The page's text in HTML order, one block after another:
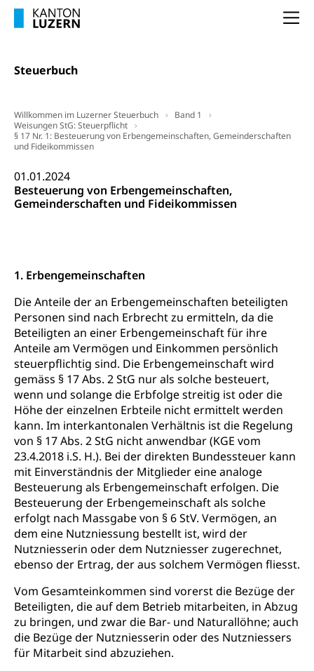
Steuerbuch
Willkommen im Luzerner Steuerbuch
Band 1
Weisungen StG: Steuerpflicht
§ 17 Nr. 1: Besteuerung von Erbengemeinschaften, Gemeinderschaften
und Fideikommissen
01.01.2024
Besteuerung von Erbengemeinschaften,
Gemeinderschaften und Fideikommissen
1. Erbengemeinschaften
Die Anteile der an Erbengemeinschaften beteiligten
Personen sind nach Erbrecht zu ermitteln, da die
Beteiligten an einer Erbengemeinschaft für ihre
Anteile am Vermögen und Einkommen persönlich
steuerpflichtig sind. Die Erbengemeinschaft wird
gemäss § 17 Abs. 2 StG nur als solche besteuert,
wenn und solange die Erbfolge streitig ist oder die
Höhe der einzelnen Erbteile nicht ermittelt werden
kann. Im interkantonalen Verhältnis ist die Regelung
von § 17 Abs. 2 StG nicht anwendbar (KGE vom
23.4.2018 i.S. H.). Bei der direkten Bundessteuer kann
mit Einverständnis der Mitglieder eine analoge
Besteuerung als Erbengemeinschaft erfolgen. Die
Besteuerung der Erbengemeinschaft als solche
erfolgt nach Massgabe von § 6 StV. Vermögen, an
dem eine Nutzniessung bestellt ist, wird der
Nutzniesserin oder dem Nutzniesser zugerechnet,
ebenso der Ertrag, der aus solchem Vermögen fliesst.
Vom Gesamteinkommen sind vorerst die Bezüge der
Beteiligten, die auf dem Betrieb mitarbeiten, in Abzug
zu bringen, und zwar die Bar- und Naturallöhne; auch
die Bezüge der Nutzniesserin oder des Nutzniessers
für Mitarbeit sind abzuziehen.
Konsumentenschutz
Konsumentenorganisation, parallele Einfuhr,
Cassis-deDijon-Prinzip
Lebensmittelkontrolle und
Krankenversicherung
Krankheit, Unfall, Prämienverbilligung,
Krankenkasse
Obligatorische Krankenversicherung (WAS
Luzern)
Kranken- und Unfallversicherung
Lebensmittel
Gesundheitsvorsorge, Wellness, Unfallverhütung,
Suchtprävention, Alkoholprävention,
Tabakprävention, Primärprävention,
Sekundärprävention, Tertiärprävention
Darmkrebsvorsorge
Kantonales Tabakpräventionsprogramm
Gesundheitsförderung
Prävention (Polizei)
Suchtprävention
Gesundheitsversorgung
Soziale Sicherheit
Sozialversicherungen, Sozialpolitik,
Arbeitslosenversicherung,
Mutterschaftsversicherung, Krankenversicherung,
Unfallversicherung, Invalidenversicherung,
Sozialhilfe
Kranken- und Unfallversicherung
(gruezi.lu.ch)
Krankenversicherung (WAS Luzern)
Existenzsicherung - Sozialhilfe
Soziales und Gesellschaft (Dienststelle)
Opferhilfe
Arbeitslosenversicherung (WAS Luzern)
Invalidenversicherung (WAS Luzern)
Sucht und Drogen
Drogenabhängigkeit, Drogensucht,
Medikamentenabhängigkeit,
Arzneimittelabhängigkeit, Suchtkrankheit,
Drogenabhängige, Drogensüchtige,
Betäubungsmittel, Suchtmittel, Psychopharmaka
Fachstelle Sucht Region Luzern
Drogen (Polizei)
Sucht
Gesundheitsversorgung
Gesundheitsversorgung, Spital, Pflegeinitiative,
Ambulant vor stationär, AVOS, Patientendossier
Gesundheitsversorgung